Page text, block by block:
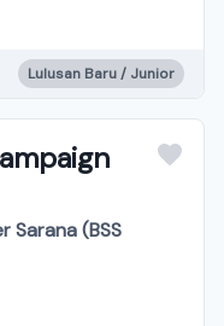
Lulusan Baru / Junior
Sarana (BSS